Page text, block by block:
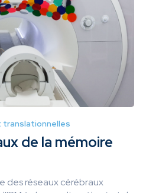
translationnelles
de la mémoire
des réseaux cérébraux